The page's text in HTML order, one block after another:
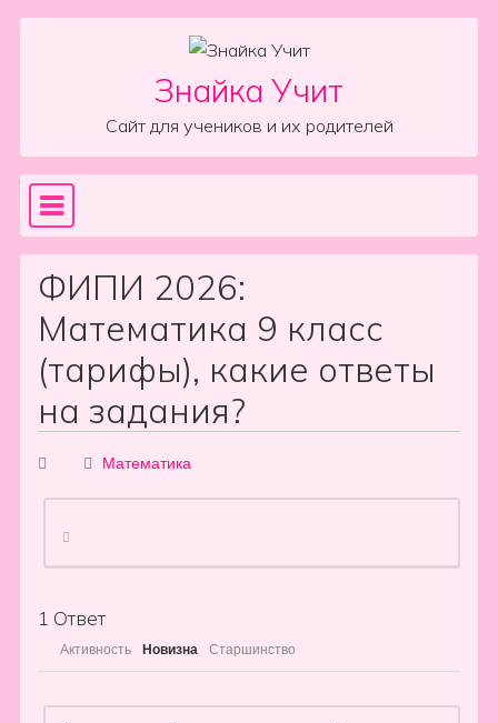
Знайка Учит
Сайт для учеников и их родителей
Main Navigation
ФИПИ 2026:
Математика 9 класс
(тарифы), какие ответы
на задания?
Математика
1 Ответ
Активность Новизна Старшинство